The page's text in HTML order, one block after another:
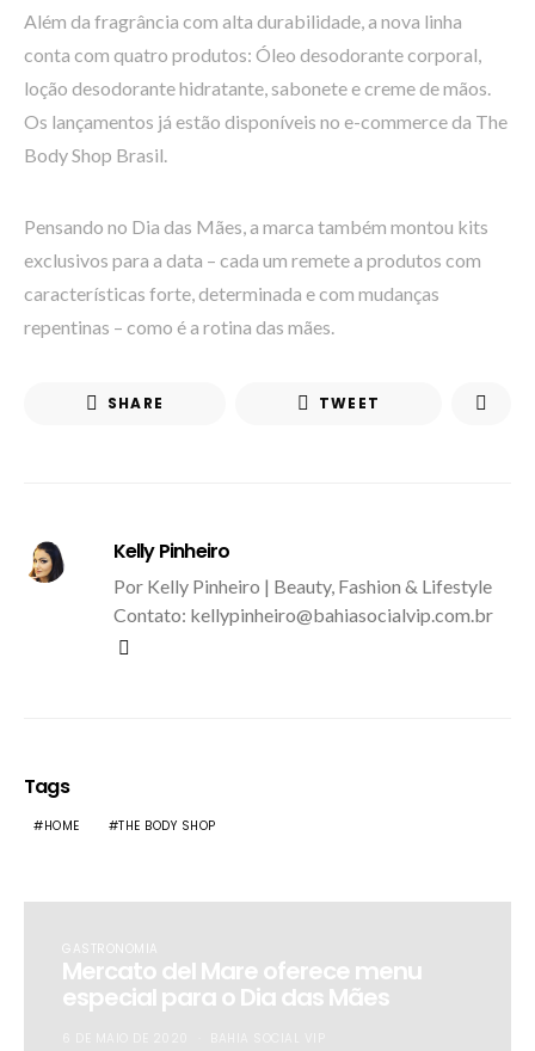
Além da fragrância com alta durabilidade, a nova linha
conta com quatro produtos: Óleo desodorante corporal,
loção desodorante hidratante, sabonete e creme de mãos.
Os lançamentos já estão disponíveis no e-commerce da The
Body Shop Brasil.
Pensando no Dia das Mães, a marca também montou kits
exclusivos para a data – cada um remete a produtos com
características forte, determinada e com mudanças
repentinas – como é a rotina das mães.
SHARE TWEET
Kelly Pinheiro
Por Kelly Pinheiro | Beauty, Fashion & Lifestyle
Contato: kellypinheiro@bahiasocialvip.com.br
Tags
HOME THE BODY SHOP
GASTRONOMIA
Mercato del Mare oferece menu
especial para o Dia das Mães